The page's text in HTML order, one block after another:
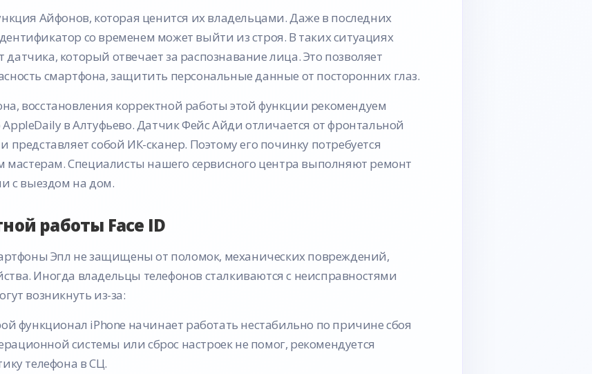
Айфонов, которая ценится их владельцами. Даже в последних
со временем может выйти из строя. В таких ситуациях
который отвечает за распознавание лица. Это позволяет
смартфона, защитить персональные данные от посторонних глаз.
восстановления корректной работы этой функции рекомендуем
в Алтуфьево. Датчик Фейс Айди отличается от фронтальной
представляет собой ИК-сканер. Поэтому его починку потребуется
Специалисты нашего сервисного центра выполняют ремонт
с выездом на дом.
работы Face ID
Эпл не защищены от поломок, механических повреждений,
Иногда владельцы телефонов сталкиваются с неисправностями
возникнуть из-за:
функционал iPhone начинает работать нестабильно по причине сбоя
системы или сброс настроек не помог, рекомендуется
телефона в СЦ.